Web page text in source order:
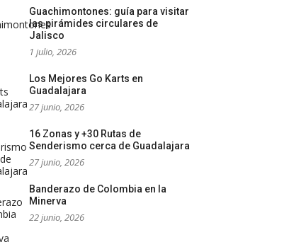
Guachimontones: guía para visitar
las pirámides circulares de
Jalisco
1 julio, 2026
Los Mejores Go Karts en
Guadalajara
27 junio, 2026
16 Zonas y +30 Rutas de
Senderismo cerca de Guadalajara
27 junio, 2026
Banderazo de Colombia en la
Minerva
22 junio, 2026